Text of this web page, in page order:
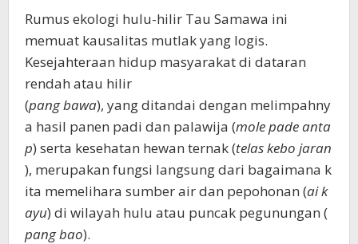
Rumus ekologi hulu-hilir Tau Samawa ini
memuat kausalitas mutlak yang logis.
Kesejahteraan hidup masyarakat di dataran
rendah atau hilir
(pang bawa), yang ditandai dengan melimpahny
a hasil panen padi dan palawija (mole pade anta
p) serta kesehatan hewan ternak (telas kebo jaran
), merupakan fungsi langsung dari bagaimana k
ita memelihara sumber air dan pepohonan (ai k
ayu) di wilayah hulu atau puncak pegunungan (
pang bao).